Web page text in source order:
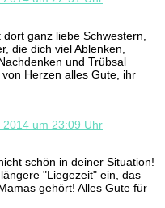
ganz liebe Schwestern,
die dich viel Ablenken,
und Trübsal
Herzen alles Gute, ihr
2014 um 23:09 Uhr
schön in deiner Situation!
"Liegezeit" ein, das
gehört! Alles Gute für